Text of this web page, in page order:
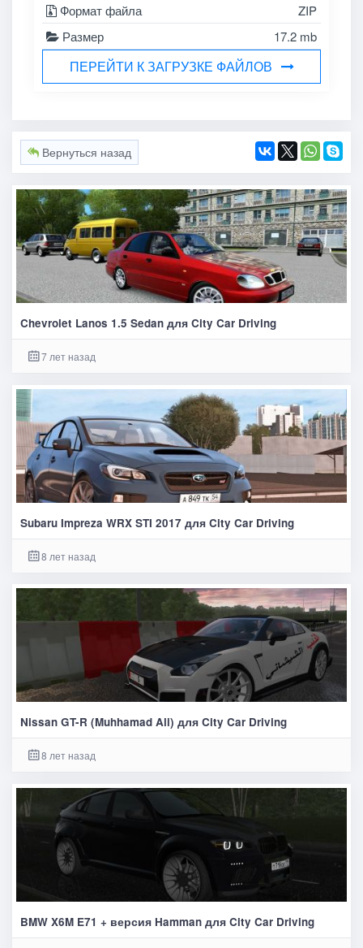
Формат файла
ZIP
Размер
17.2 mb
ПЕРЕЙТИ К ЗАГРУЗКЕ ФАЙЛОВ
Вернуться назад
Chevrolet Lanos 1.5 Sedan для City Car Driving
7 лет назад
Subaru Impreza WRX STI 2017 для City Car Driving
8 лет назад
Nissan GT-R (Muhhamad Ali) для City Car Driving
8 лет назад
BMW X6M E71 + версия Hamman для City Car Driving